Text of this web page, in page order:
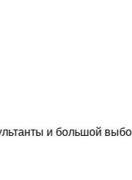
и большой выбор.